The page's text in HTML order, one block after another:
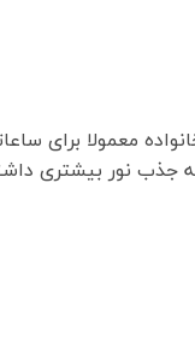
معمولا برای
جذب نور بیشتری